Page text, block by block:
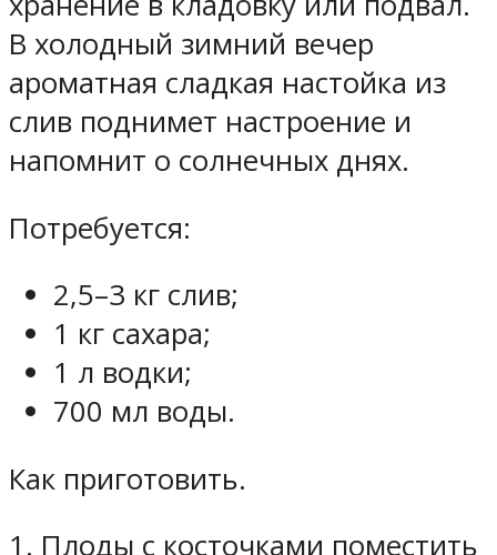
В холодный зимний вечер
ароматная сладкая настойка из
слив поднимет настроение и
напомнит о солнечных днях.
Потребуется:
2,5–3 кг слив;
1 кг сахара;
1 л водки;
700 мл воды.
Как приготовить.
1. Плоды с косточками поместить